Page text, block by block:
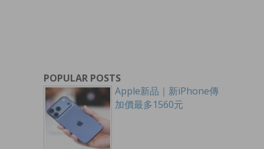
POPULAR POSTS
Apple新品｜新iPhone傳
加價最多1560元